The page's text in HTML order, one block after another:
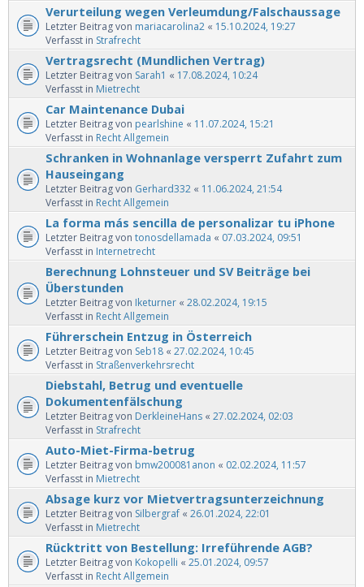
Verurteilung wegen Verleumdung/Falschaussage
Letzter Beitrag von mariacarolina2 « 15.10.2024, 19:27
Verfasst in Strafrecht
Vertragsrecht (Mundlichen Vertrag)
Letzter Beitrag von Sarah1 « 17.08.2024, 10:24
Verfasst in Mietrecht
Car Maintenance Dubai
Letzter Beitrag von pearlshine « 11.07.2024, 15:21
Verfasst in Recht Allgemein
Schranken in Wohnanlage versperrt Zufahrt zum
Hauseingang
Letzter Beitrag von Gerhard332 « 11.06.2024, 21:54
Verfasst in Recht Allgemein
La forma más sencilla de personalizar tu iPhone
Letzter Beitrag von tonosdellamada « 07.03.2024, 09:51
Verfasst in Internetrecht
Berechnung Lohnsteuer und SV Beiträge bei
Überstunden
Letzter Beitrag von Iketurner « 28.02.2024, 19:15
Verfasst in Recht Allgemein
Führerschein Entzug in Österreich
Letzter Beitrag von Seb18 « 27.02.2024, 10:45
Verfasst in Straßenverkehrsrecht
Diebstahl, Betrug und eventuelle
Dokumentenfälschung
Letzter Beitrag von DerkleineHans « 27.02.2024, 02:03
Verfasst in Strafrecht
Auto-Miet-Firma-betrug
Letzter Beitrag von bmw200081anon « 02.02.2024, 11:57
Verfasst in Mietrecht
Absage kurz vor Mietvertragsunterzeichnung
Letzter Beitrag von Silbergraf « 26.01.2024, 22:01
Verfasst in Mietrecht
Rücktritt von Bestellung: Irreführende AGB?
Letzter Beitrag von Kokopelli « 25.01.2024, 09:57
Verfasst in Recht Allgemein